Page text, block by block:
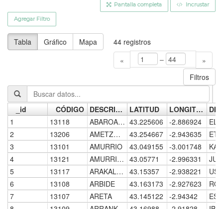
Pantalla completa Incrustar
Agregar Filtro